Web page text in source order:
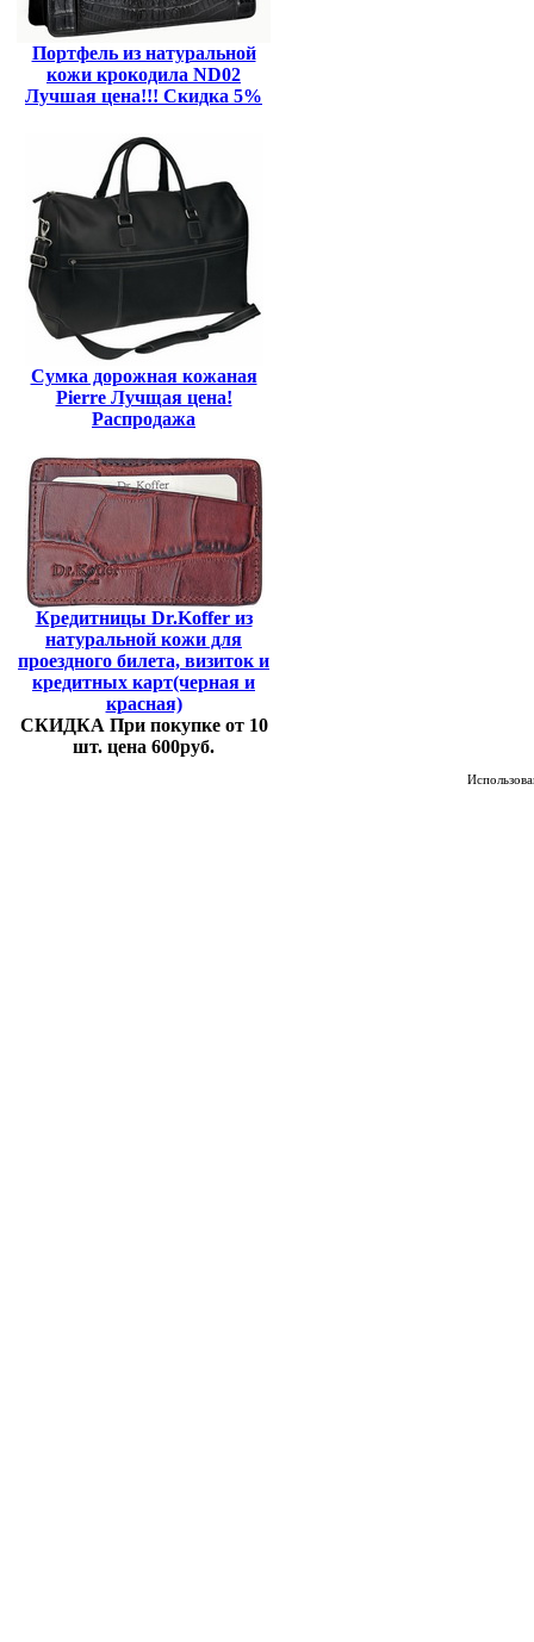
Портфель из натуральной
кожи крокодила ND02
Лучшая цена!!! Скидка 5%
Сумка дорожная кожаная
Pierre Лучщая цена!
Распродажа
Кредитницы Dr.Koffer из
натуральной кожи для
проездного билета, визиток и
кредитных карт(черная и
красная)
СКИДКА При покупке от 10
шт. цена 600руб.